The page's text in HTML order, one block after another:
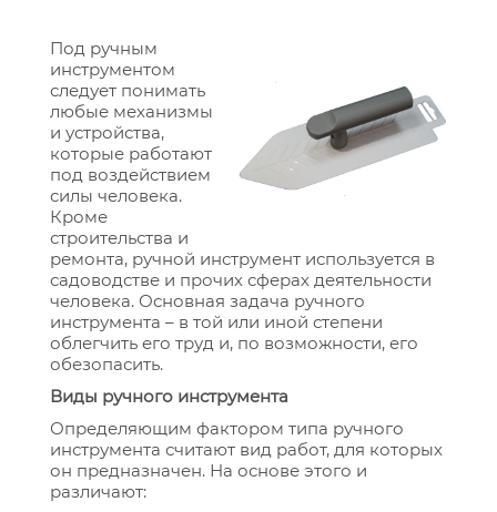
Под ручным
инструментом
следует понимать
любые механизмы
и устройства,
которые работают
под воздействием
силы человека.
Кроме
строительства и
ремонта, ручной инструмент используется в
садоводстве и прочих сферах деятельности
человека. Основная задача ручного
инструмента – в той или иной степени
облегчить его труд и, по возможности, его
обезопасить.
Виды ручного инструмента
Определяющим фактором типа ручного
инструмента считают вид работ, для которых
он предназначен. На основе этого и
различают: